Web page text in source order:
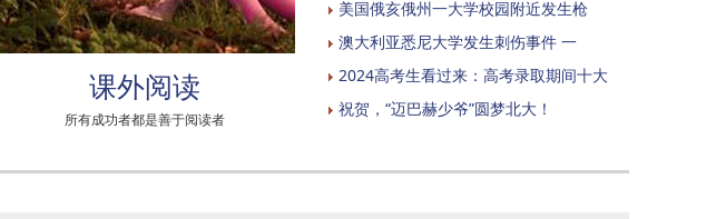
课外阅读
所有成功者都是善于阅读者
美国俄亥俄州一大学校园附近发生枪
澳大利亚悉尼大学发生刺伤事件 一
2024高考生看过来：高考录取期间十大
祝贺，“迈巴赫少爷”圆梦北大！